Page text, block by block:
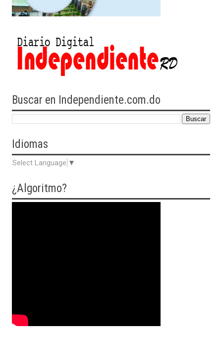
Buscar en Independiente.com.do
Idiomas
Select Language ▼
¿Algoritmo?